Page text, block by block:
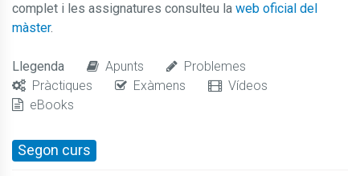
complet i les assignatures consulteu la web oficial del
màster.
Llegenda Apunts
Problemes
Pràctiques
Exàmens
Vídeos
eBooks
Segon curs